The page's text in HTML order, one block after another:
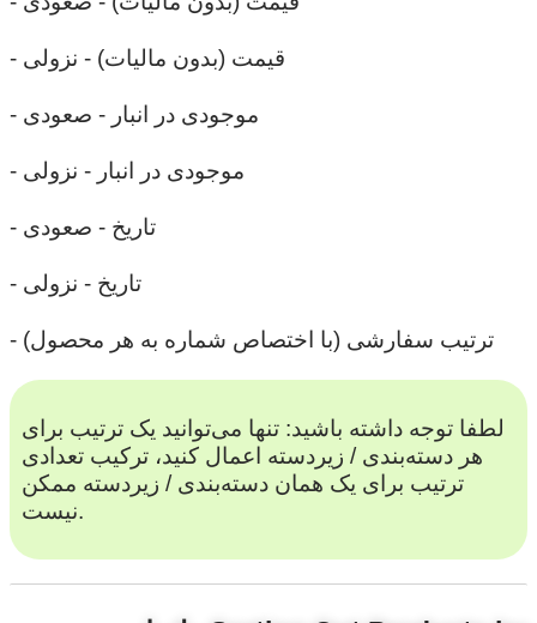
- قیمت (بدون مالیات) - نزولی
- موجودی در انبار - صعودی
- موجودی در انبار - نزولی
- تاریخ - صعودی
- تاریخ - نزولی
- ترتیب سفارشی (با اختصاص شماره به هر محصول)
لطفا توجه داشته باشید: تنها می‌توانید یک ترتیب برای
هر دسته‌بندی / زیردسته اعمال کنید، ترکیب تعدادی
ترتیب برای یک همان دسته‌بندی / زیردسته ممکن
نیست.